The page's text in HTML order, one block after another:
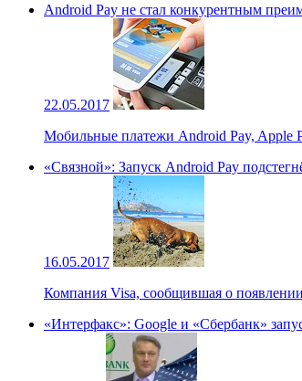
Android Pay не стал конкурентным
22.05.2017
Мобильные платежи Android Pay, Apple
«Связной»: Запуск Android Pay
16.05.2017
Компания Visa, сообщившая о появлении
«Интерфакс»: Google и «Сбербанк»